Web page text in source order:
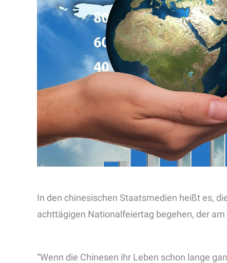
In den chinesischen Staatsmedien heißt es,
achttägigen Nationalfeiertag begehen, der am
“Wenn die Chinesen ihr Leben schon lange